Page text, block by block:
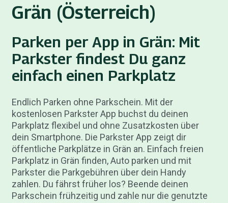
Grän (Österreich)
Parken per App in Grän: Mit
Parkster findest Du ganz
einfach einen Parkplatz
Endlich Parken ohne Parkschein. Mit der
kostenlosen Parkster App buchst du deinen
Parkplatz flexibel und ohne Zusatzkosten über
dein Smartphone. Die Parkster App zeigt dir
öffentliche Parkplätze in Grän an. Einfach freien
Parkplatz in Grän finden, Auto parken und mit
Parkster die Parkgebühren über dein Handy
zahlen. Du fährst früher los? Beende deinen
Parkschein frühzeitig und zahle nur die genutzte